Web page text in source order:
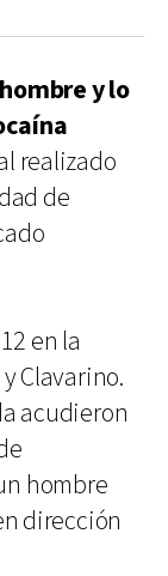
y lo
realizado
de
en la
Clavarino.
acudieron
hombre
dirección